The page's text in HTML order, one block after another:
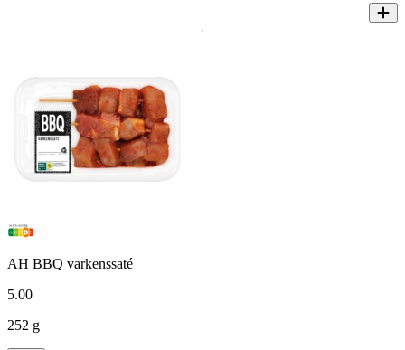
AH BBQ varkenssaté
5.00
252 g